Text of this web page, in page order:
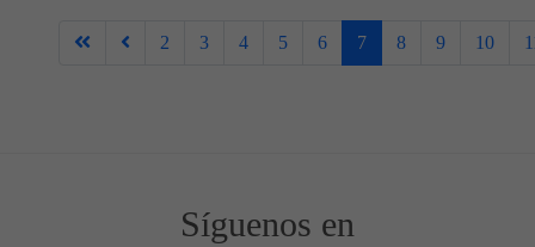
2 3 4 5 6 7 8 9 10
Síguenos en